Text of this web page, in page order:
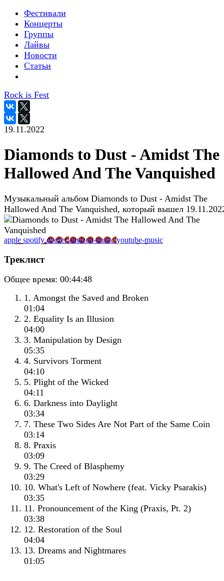
Фестивали
Концерты
Группы
Лайвы
Новости
Статьи
Rock is Fest
19.11.2022
Diamonds to Dust - Amidst The
Hallowed And The Vanquished
Музыкальный альбом Diamonds to Dust - Amidst The
Hallowed And The Vanquished, который вышел
apple spotifydeezeramazon-musicyoutube-music
Треклист
Общее время: 00:44:48
1. Amongst the Saved and Broken
01:04
2. Equality Is an Illusion
04:00
3. Manipulation by Design
05:35
4. Survivors Torment
04:10
5. Plight of the Wicked
04:11
6. Darkness into Daylight
03:34
7. These Two Sides Are Not Part of the Same Coin
03:14
8. Praxis
03:09
9. The Creed of Blasphemy
03:29
10. What's Left of Nowhere (feat. Vicky Psarakis)
03:35
11. Pronouncement of the King (Praxis, Pt. 2)
03:38
12. Restoration of the Soul
04:04
13. Dreams and Nightmares
01:05